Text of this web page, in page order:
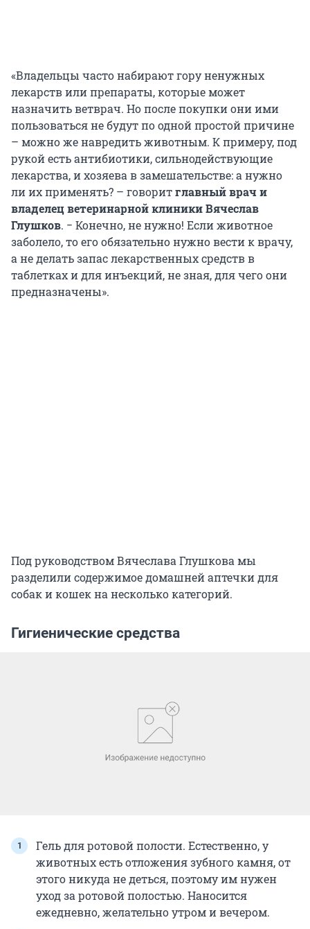
«Владельцы часто набирают гору ненужных
лекарств или препараты, которые может
назначить ветврач. Но после покупки они ими
пользоваться не будут по одной простой причине
– можно же навредить животным. К примеру, под
рукой есть антибиотики, сильнодействующие
лекарства, и хозяева в замешательстве: а нужно
ли их применять? – говоритглавный врач и
владелец ветеринарной клиники Вячеслав
Глушков. − Конечно, не нужно! Если животное
заболело, то его обязательно нужно вести к врачу,
а не делать запас лекарственных средств в
таблетках и для инъекций, не зная, для чего они
предназначены».
Под руководством Вячеслава Глушкова мы
разделили содержимое домашней аптечки для
собак и кошек на несколько категорий.
Гигиенические средства
Гель для ротовой полости. Естественно, у
животных есть отложения зубного камня, от
этого никуда не деться, поэтому им нужен
уход за ротовой полостью. Наносится
ежедневно, желательно утром и вечером.